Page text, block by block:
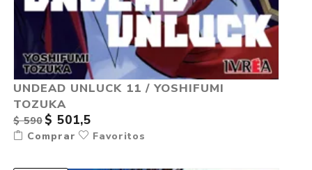
UNDEAD UNLUCK 11 / YOSHIFUMI
TOZUKA
$ 590 $ 501,5
Comprar Favoritos